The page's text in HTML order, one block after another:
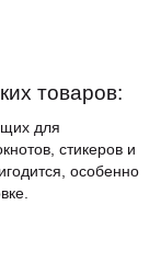
товаров:
для
стикеров и
особенно